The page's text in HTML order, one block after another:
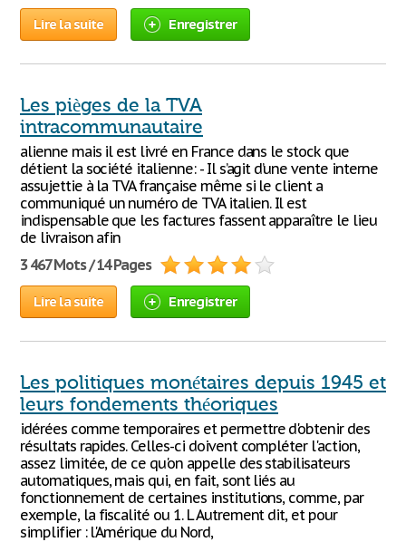
Lire la suite Enregistrer
Les pièges de la TVA
intracommunautaire
alienne mais il est livré en France dans le stock que
détient la société italienne: - Il s’agit d’une vente interne
assujettie à la TVA française même si le client a
communiqué un numéro de TVA italien. Il est
indispensable que les factures fassent apparaître le lieu
de livraison afin
3 467 Mots / 14 Pages
Lire la suite Enregistrer
Les politiques monétaires depuis 1945 et
leurs fondements théoriques
idérées comme temporaires et permettre d'obtenir des
résultats rapides. Celles-ci doivent compléter l'action,
assez limitée, de ce qu'on appelle des stabilisateurs
automatiques, mais qui, en fait, sont liés au
fonctionnement de certaines institutions, comme, par
exemple, la fiscalité ou 1. L Autrement dit, et pour
simplifier : l'Amérique du Nord,